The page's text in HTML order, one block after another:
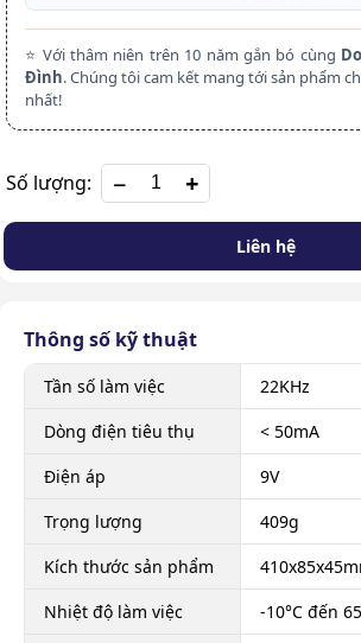
⭐ Với thâm niên trên 10 năm gắn bó cùng
Đình. Chúng tôi cam kết mang tới sản phẩm
nhất!
Số lượng: +
Liên hệ
Thông số kỹ thuật
Tần số làm việc
22KHz
Dòng điện tiêu thụ
< 50mA
Điện áp
9V
Trọng lượng
409g
Kích thước sản phẩm
Nhiệt độ làm việc
-10°C đến